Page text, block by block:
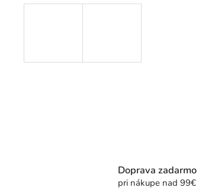
Doprava zadarmo
pri nákupe nad 99€